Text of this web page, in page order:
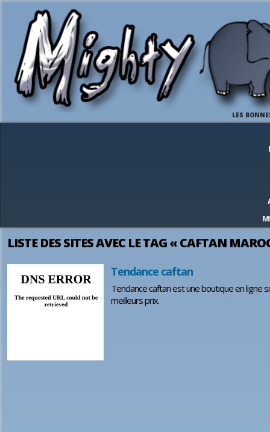
LES
LISTE DES SITES AVEC LE TAG « CAFTAN
Tendance caftan
Tendance caftan est une boutique en ligne
meilleurs prix.